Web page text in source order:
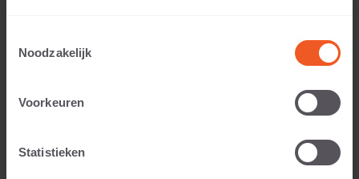
Noodzakelijk
Voorkeuren
Statistieken